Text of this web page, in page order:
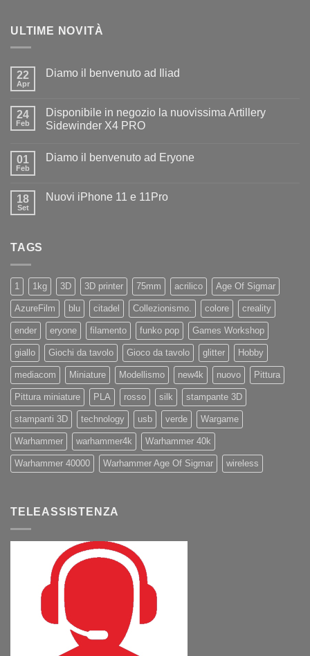
ULTIME NOVITÀ
22
Apr
Diamo il benvenuto ad Iliad
Diamo
il
benvenuto
24
Feb
Disponibile in negozio la nuovissima Artillery
Sidewinder X4 PRO
su
la
nuovissima
01
Feb
Diamo il benvenuto ad Eryone
Diamo
18
Set
Nuovi iPhone 11 e 11Pro
TAGS
1 1kg 3D 3D printer 75mm acrilico Age Of Sigmar
AzureFilm blu citadel Collezionismo. colore creality
ender eryone filamento funko pop Games Workshop
giallo Giochi da tavolo Gioco da tavolo glitter Hobby
mediacom Miniature Modellismo new4k nuovo Pittura
Pittura miniature PLA rosso silk stampante 3D
stampanti 3D technology usb verde Wargame
Warhammer warhammer4k Warhammer 40k
Warhammer 40000 Warhammer Age Of Sigmar wireless
TELEASSISTENZA